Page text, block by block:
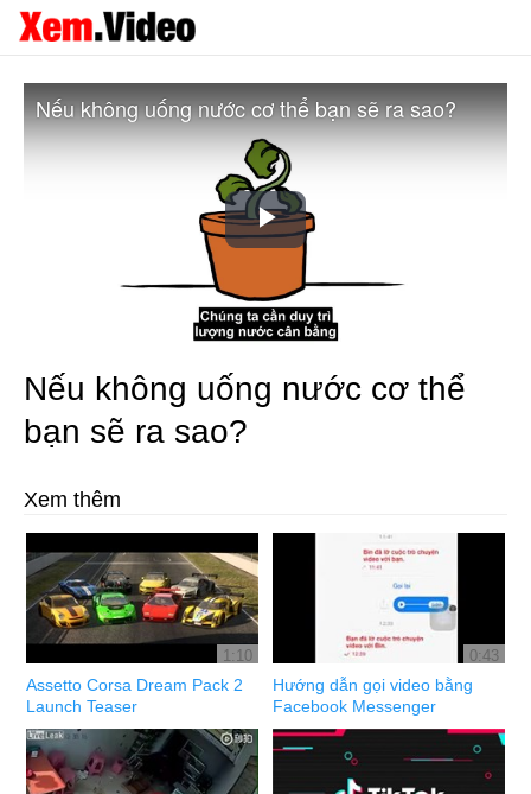
Play
Video
Nếu không uống nước cơ thể bạn sẽ ra sao?
Nếu không uống nước cơ thể
bạn sẽ ra sao?
Xem thêm
1:10
Assetto Corsa Dream Pack 2
Launch Teaser
0:43
Hướng dẫn gọi video bằng
Facebook Messenger